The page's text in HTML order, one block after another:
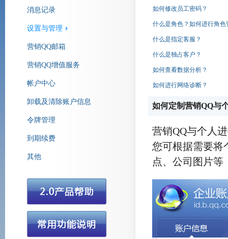
消息记录
设置与管理
营销QQ邮箱
营销QQ增值服务
帐户中心
卸载及清除账户信息
令牌管理
到期续费
其他
如何修改员工密码？
什么是角色？如何进行角色
什么是指定客服？
什么是独占客户？
如何查看数据分析？
如何进行网络诊断？
如何定制营销QQ与
营销QQ与个人
您可根据需要将
点、公司图片等